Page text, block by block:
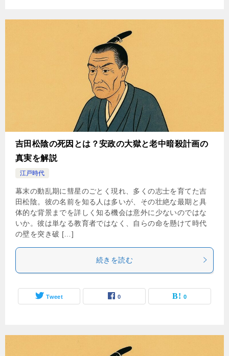
吉田松陰の死因とは？安政の大獄と老中暗殺計画の
真実を解説
江戸時代
幕末の動乱期に彗星のごとく現れ、多くの志士を育てた吉
田松陰。彼の名前を知る人は多いが、その壮絶な最期と具
体的な背景までを詳しく知る機会は意外に少ないのではな
いか。彼は単なる教育者ではなく、自らの命を懸けて時代
の壁を突き破 […]
続きを読む
Tweet 0 0